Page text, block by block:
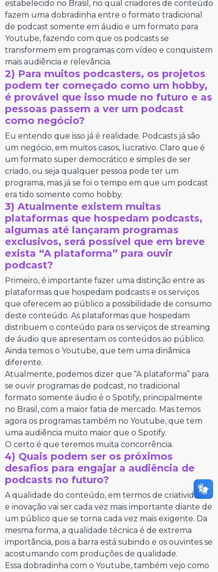
estabelecido no Brasil, no qual criadores de conteúdo
fazem uma dobradinha entre o formato tradicional
de podcast somente em áudio e um formato para
Youtube, fazendo com que os podcasts se
transformem em programas com vídeo e conquistem
mais audiência e relevância.
2) Para muitos podcasters, os projetos
podem ter começado como um hobby,
é provável que isso mude no futuro e as
pessoas passem a ver um podcast
como negócio?
Eu entendo que isso já é realidade. Podcasts já são
um negócio, em muitos casos, lucrativo. Claro que é
um formato super democrático e simples de ser
criado, ou seja qualquer pessoa pode ter um
programa, mas já se foi o tempo em que um podcast
era tido somente como hobby.
3) Atualmente existem muitas
plataformas que hospedam podcasts,
algumas até lançaram programas
exclusivos, será possível que em breve
exista “A plataforma” para ouvir
podcast?
Primeiro, é importante fazer uma distinção entre as
plataformas que hospedam podcasts e os serviços
que oferecem ao público a possibilidade de consumo
deste conteúdo. As plataformas que hospedam
distribuem o conteúdo para os serviços de streaming
de áudio que apresentam os conteúdos ao público.
Ainda temos o Youtube, que tem uma dinâmica
diferente.
Atualmente, podemos dizer que “A plataforma” para
se ouvir programas de podcast, no tradicional
formato somente áudio é o Spotify, principalmente
no Brasil, com a maior fatia de mercado. Mas temos
agora os programas também no Youtube, que tem
uma audiência muito maior que o Spotify.
O certo é que teremos muita concorrência.
4) Quais podem ser os próximos
desafios para engajar a audiência de
podcasts no futuro?
A qualidade do conteúdo, em termos de criatividade
e inovação vai ser cada vez mais importante diante de
um público que se torna cada vez mais exigente. Da
mesma forma, a qualidade técnica é de extrema
importância, pois a barra está subindo e os ouvintes se
acostumando com produções de qualidade.
Essa dobradinha com o Youtube, também vejo como